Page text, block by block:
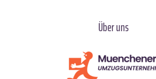
Über uns